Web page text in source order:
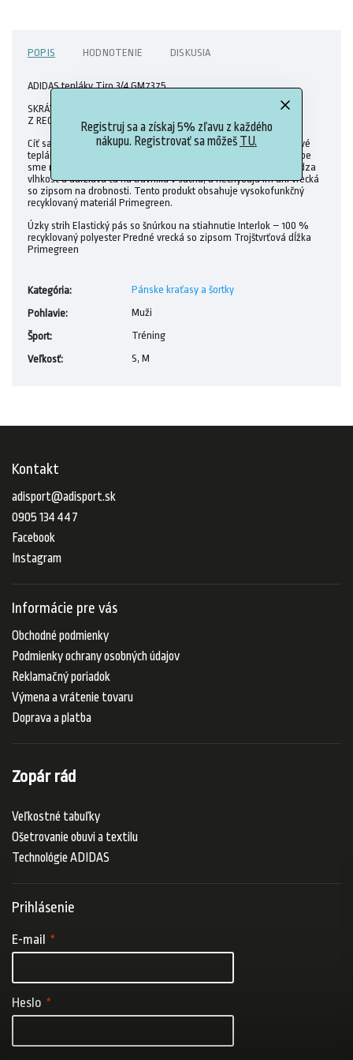
Registruj sa a získaj 5% zľavu z každého
nákupu. Registrovať sa môžeš TU.
POPIS HODNOTENIE DISKUSIA
ADIDAS tepláky Tiro 3/4 GM7375
SKRÁTENÉ FUTBALOVÉ TRÉNINGOVÉ TEPLÁKY VYROBENÉ
Z RECYKLOVANÝCH MATERIÁLOV.
Cíť sa dobre. Vyzeraj dobre. A trénuj ako o život. Tieto trojštvrťové
tepláky adidas sa vyznačujú klasickým štýlom Tiro a pri ich výrobe
sme mysleli aj na planétu. Majú úpravu AEROREADY, ktorá odvádza
vlhkosť a udržiava ťa na trávniku v suchu, a nechýbajú im ani vrecká
so zipsom na drobnosti. Tento produkt obsahuje vysokofunkčný
recyklovaný materiál Primegreen.
Úzky strih Elastický pás so šnúrkou na stiahnutie Interlok – 100 %
recyklovaný polyester Predné vrecká so zipsom Trojštvrťová dĺžka
Primegreen
Kategória:
Pánske kraťasy a šortky
Pohlavie:
Muži
Šport:
Tréning
Veľkosť: S, M
Kontakt
adisport@adisport.sk
0905 134 447
Facebook
Instagram
Informácie pre vás
Obchodné podmienky
Podmienky ochrany osobných údajov
Reklamačný poriadok
Výmena a vrátenie tovaru
Doprava a platba
Zopár rád
Veľkostné tabuľky
Ošetrovanie obuvi a textilu
Technológie ADIDAS
Prihlásenie
E-mail
Heslo